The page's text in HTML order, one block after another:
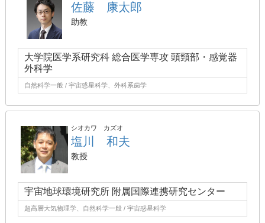
佐藤 康太郎
助教
大学院医学系研究科 総合医学専攻 頭頸部・感覚器
外科学
自然科学一般 / 宇宙惑星科学、外科系歯学
シオカワ カズオ
塩川 和夫
教授
宇宙地球環境研究所 附属国際連携研究センター
超高層大気物理学、自然科学一般 / 宇宙惑星科学